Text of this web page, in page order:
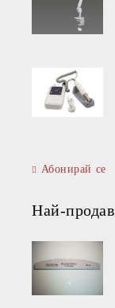
Абонирай се
Най-